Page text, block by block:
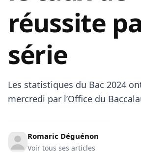
réussite
série
Les statistiques du Bac 2024
mercredi par l’Office du
Romaric Déguénon
Voir tous ses articles